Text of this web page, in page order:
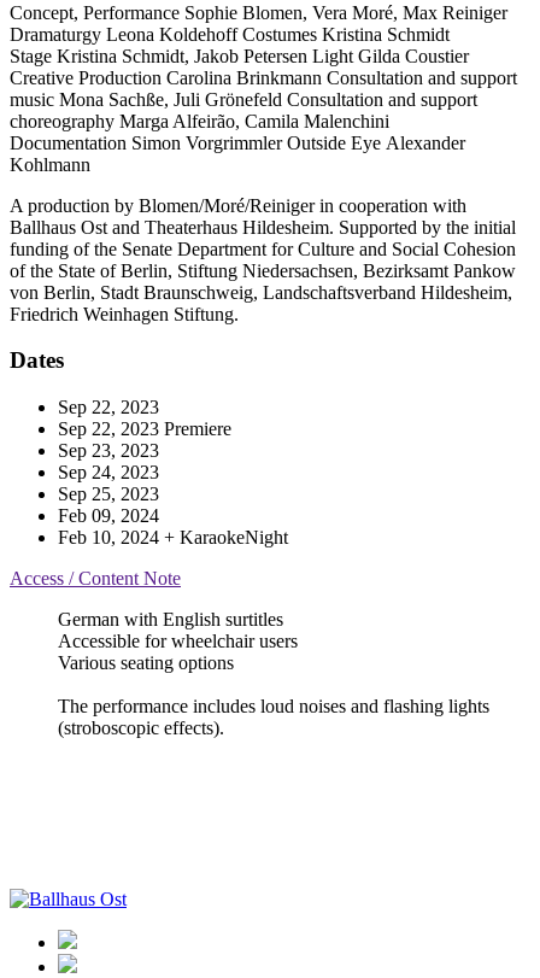
Concept, Performance Sophie Blomen, Vera Moré, Max Reiniger
Dramaturgy Leona KoldehoffCostumes Kristina Schmidt
Stage Kristina Schmidt, Jakob Petersen Light Gilda Coustier
Creative Production Carolina Brinkmann Consultation and support
music Mona Sachße, Juli Grönefeld Consultation and support
choreography Marga Alfeirão, Camila Malenchini
Documentation Simon VorgrimmlerOutside Eye Alexander
Kohlmann
A production by Blomen/Moré/Reiniger in cooperation with
Ballhaus Ost and Theaterhaus Hildesheim. Supported by the initial
funding of the Senate Department for Culture and Social Cohesion
of the State of Berlin, Stiftung Niedersachsen, Bezirksamt Pankow
von Berlin, Stadt Braunschweig, Landschaftsverband Hildesheim,
Friedrich Weinhagen Stiftung.
Dates
Sep 22, 2023
Sep 22, 2023 Premiere
Sep 23, 2023
Sep 24, 2023
Sep 25, 2023
Feb 09, 2024
Feb 10, 2024 + KaraokeNight
Access / Content Note
German with English surtitles
Accessible for wheelchair users
Various seating options
The performance includes loud noises and flashing lights
(stroboscopic effects).